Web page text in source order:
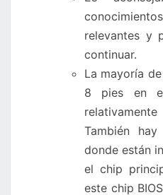
relevantes y
continuar.
La mayoría
8 pies en
También
donde están
el chip
este chip